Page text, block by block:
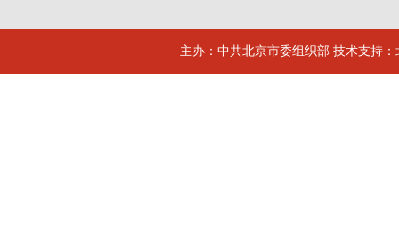
主办：中共北京市委组织部 技术支持